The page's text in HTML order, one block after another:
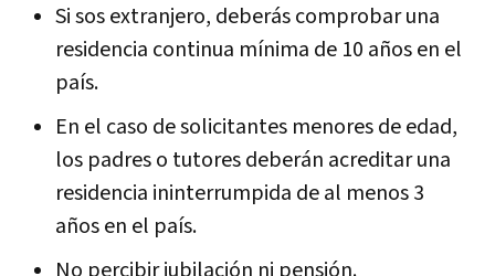
Si sos extranjero, deberás comprobar una
residencia continua mínima de 10 años en el
país.
En el caso de solicitantes menores de edad,
los padres o tutores deberán acreditar una
residencia ininterrumpida de al menos 3
años en el país.